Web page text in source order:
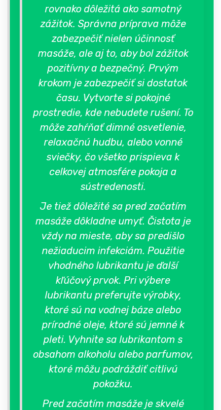
rovnako dôležitá ako samotný
zážitok. Správna príprava môže
zabezpečiť nielen účinnosť
masáže, ale aj to, aby bol zážitok
pozitívny a bezpečný. Prvým
krokom je zabezpečiť si dostatok
času. Vytvorte si pokojné
prostredie, kde nebudete rušení. To
môže zahŕňať dimné osvetlenie,
relaxačnú hudbu, alebo vonné
sviečky, čo všetko prispieva k
celkovej atmosfére pokoja a
sústredenosti.
Je tiež dôležité sa pred začatím
masáže dôkladne umyť. Čistota je
vždy na mieste, aby sa predišlo
nežiaducim infekciám. Použitie
vhodného lubrikantu je ďalší
kľúčový prvok. Pri výbere
lubrikantu preferujte výrobky,
ktoré sú na vodnej báze alebo
prírodné oleje, ktoré sú jemné k
pleti. Vyhnite sa lubrikantom s
obsahom alkoholu alebo parfumov,
ktoré môžu podráždiť citlivú
pokožku.
Pred začatím masáže je skvelé